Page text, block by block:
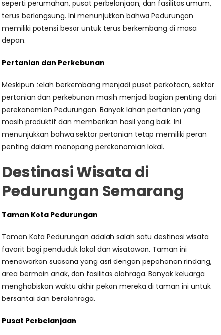
seperti perumahan, pusat perbelanjaan, dan fasilitas umum,
terus berlangsung. Ini menunjukkan bahwa Pedurungan
memiliki potensi besar untuk terus berkembang di masa
depan.
Pertanian dan Perkebunan
Meskipun telah berkembang menjadi pusat perkotaan, sektor
pertanian dan perkebunan masih menjadi bagian penting dari
perekonomian Pedurungan. Banyak lahan pertanian yang
masih produktif dan memberikan hasil yang baik. Ini
menunjukkan bahwa sektor pertanian tetap memiliki peran
penting dalam menopang perekonomian lokal.
Destinasi Wisata di
Pedurungan Semarang
Taman Kota Pedurungan
Taman Kota Pedurungan adalah salah satu destinasi wisata
favorit bagi penduduk lokal dan wisatawan. Taman ini
menawarkan suasana yang asri dengan pepohonan rindang,
area bermain anak, dan fasilitas olahraga. Banyak keluarga
menghabiskan waktu akhir pekan mereka di taman ini untuk
bersantai dan berolahraga.
Pusat Perbelanjaan